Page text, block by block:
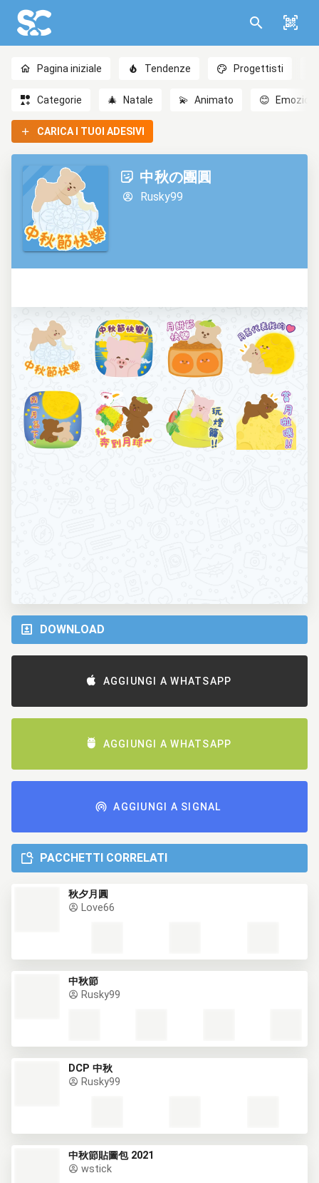
Pagina iniziale Tendenze Progettisti
Categorie 🎄 Natale 💫 Animato 😊 Emozioni
CARICA I TUOI ADESIVI
中秋の團圓
Rusky99
DOWNLOAD
AGGIUNGI A WHATSAPP
AGGIUNGI A WHATSAPP
AGGIUNGI A SIGNAL
PACCHETTI CORRELATI
秋夕月圓
Love66
中秋節
Rusky99
DCP 中秋
Rusky99
中秋節貼圖包 2021
wstick